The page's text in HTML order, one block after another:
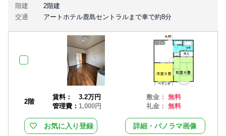
階建
2階建
交通
アートホテル鹿島セントラルまで車で約8分
2階
賃料：
3.2万円
管理費： 1,000円
敷金：無料
礼金：無料
お気に入り登録 詳細・パノラマ画像